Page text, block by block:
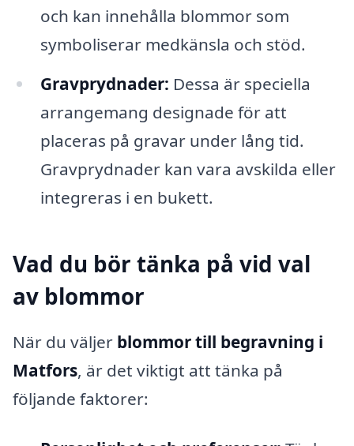
och kan innehålla blommor som
symboliserar medkänsla och stöd.
Gravprydnader: Dessa är speciella
arrangemang designade för att
placeras på gravar under lång tid.
Gravprydnader kan vara avskilda eller
integreras i en bukett.
Vad du bör tänka på vid val
av blommor
När du väljer blommor till begravning i
Matfors, är det viktigt att tänka på
följande faktorer: